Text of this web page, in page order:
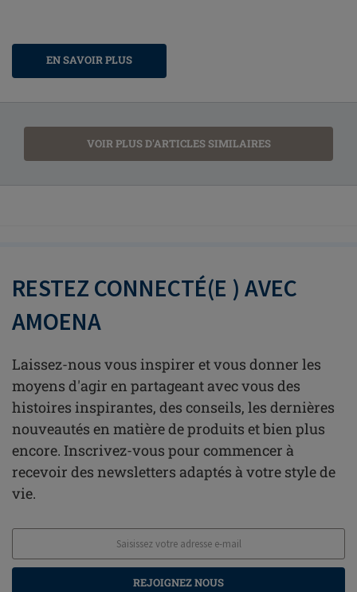
EN SAVOIR PLUS
VOIR PLUS D'ARTICLES SIMILAIRES
RESTEZ CONNECTÉ(E ) AVEC
AMOENA
Laissez-nous vous inspirer et vous donner les
moyens d'agir en partageant avec vous des
histoires inspirantes, des conseils, les dernières
nouveautés en matière de produits et bien plus
encore. Inscrivez-vous pour commencer à
recevoir des newsletters adaptés à votre style de
vie.
REJOIGNEZ NOUS